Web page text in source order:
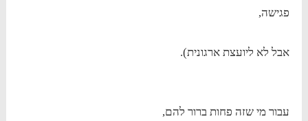
פגישה,
אבל לא ליועצת ארגונית).
עבור מי שזה פחות ברור להם,